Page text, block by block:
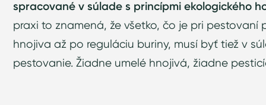
spracované v súlade s princípmi ekologického
praxi to znamená, že všetko, čo je pri
hnojiva až po reguláciu buriny, musí byť tiež v
pestovanie. Žiadne umelé hnojivá, žiadne